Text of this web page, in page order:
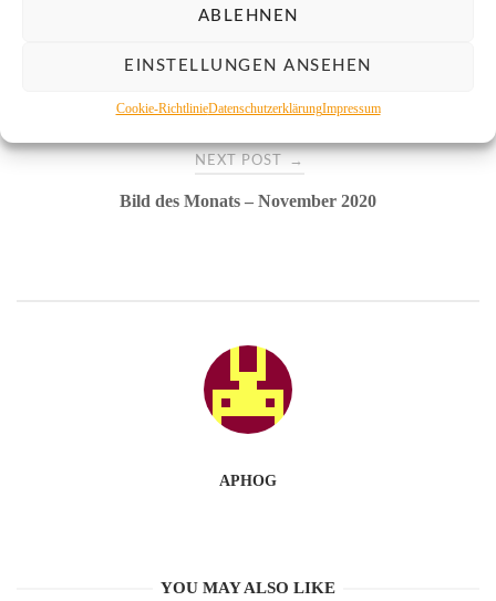
ABLEHNEN
EINSTELLUNGEN ANSEHEN
Cookie-RichtlinieDatenschutzerklärungImpressum
navigation
← PREVIOUS POST
NEXT POST →
Bild des Monats – November 2020
APHOG
YOU MAY ALSO LIKE